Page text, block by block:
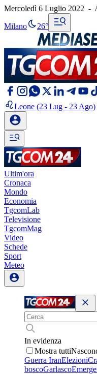
Mercoledì 6 Luglio 2022 -
Milano 26°
Leone (23 Lug - 23 Ago)
Ultim'ora
Cronaca
Mondo
Economia
TgcomLab
Televisione
TgcomMag
Video
Schede
Sport
Meteo
In evidenza
Mostra tutti
Guerra IranElezioni
boscoGarlasco